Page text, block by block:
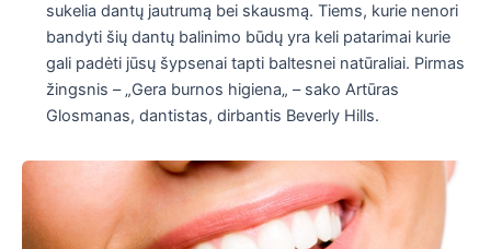
sukelia dantų jautrumą bei skausmą. Tiems, kurie nenori
bandyti šių dantų balinimo būdų yra keli patarimai kurie
gali padėti jūsų šypsenai tapti baltesnei natūraliai. Pirmas
žingsnis – „Gera burnos higiena„ – sako Artūras
Glosmanas, dantistas, dirbantis Beverly Hills.